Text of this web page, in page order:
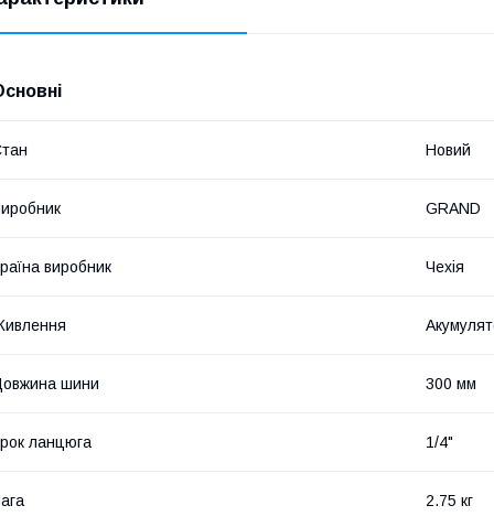
Новий
GRAND
виробник Чехія
шини 300 мм
ланцюга 1/4"
2.75 кг